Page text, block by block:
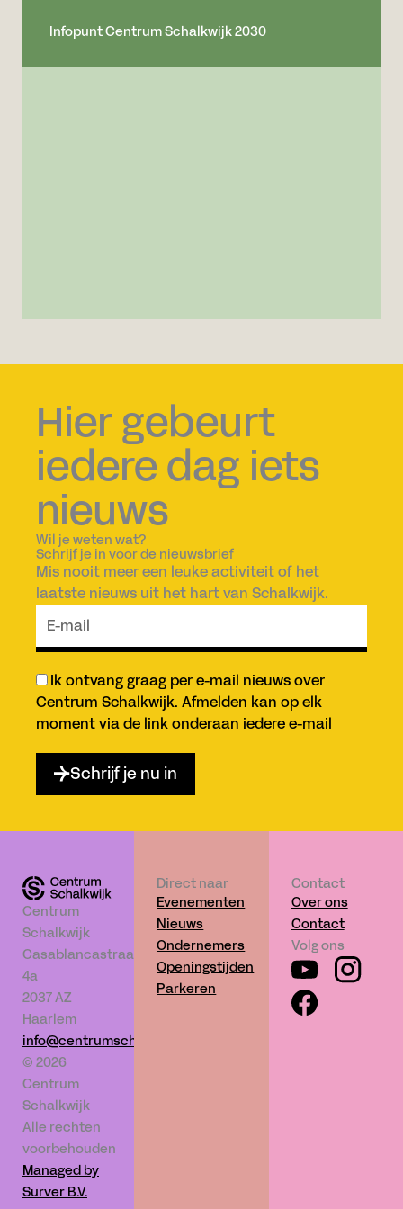
Infopunt Centrum Schalkwijk 2030
Hier gebeurt
iedere dag iets
nieuws
Wil je weten wat?
Schrijf je in voor de nieuwsbrief
Mis nooit meer een leuke activiteit of het
laatste nieuws uit het hart van Schalkwijk.
mail
Goedkeuring
Ik ontvang graag per e-mail nieuws over
Centrum Schalkwijk. Afmelden kan op elk
moment via de link onderaan iedere e-mail
Schrijf je nu in
Centrum
Schalkwijk
Casablancastraat
4a
2037 AZ
Haarlem
info@centrumschalkwijk.nl
© 2026
Centrum
Schalkwijk
Alle rechten
voorbehouden
Managed by
Surver B.V.
Direct naar
Evenementen
Nieuws
Ondernemers
Openingstijden
Parkeren
Contact
Over ons
Contact
Volg ons